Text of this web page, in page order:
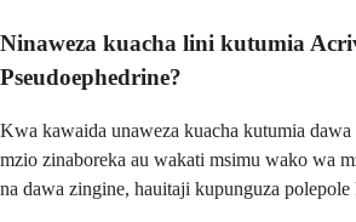
Ninaweza kuacha lini kutumia
Pseudoephedrine?
Kwa kawaida unaweza kuacha kutumia
mzio zinaboreka au wakati msimu wako wa
na dawa zingine, hauitaji kupunguza